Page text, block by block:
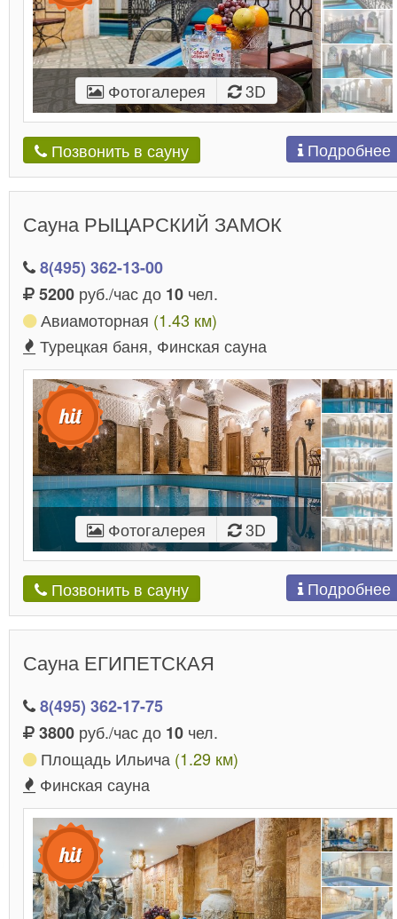
Фотогалерея 3D
Позвонить в сауну Подробнее
Сауна РЫЦАРСКИЙ ЗАМОК
8(495) 362-13-00
5200 руб./час до 10 чел.
Авиамоторная (1.43 км)
Турецкая баня, Финская сауна
Фотогалерея 3D
Позвонить в сауну Подробнее
Сауна ЕГИПЕТСКАЯ
8(495) 362-17-75
3800 руб./час до 10 чел.
Площадь Ильича (1.29 км)
Финская сауна